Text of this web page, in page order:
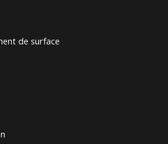
de surface